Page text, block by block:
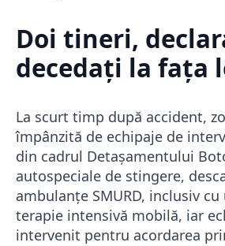
Doi tineri,
decedați la fața
La scurt timp după accident,
împânzită de echipaje de
din cadrul Detașamentului
autospeciale de stingere,
ambulanțe SMURD, inclusiv
terapie intensivă mobilă, iar
intervenit pentru acordarea